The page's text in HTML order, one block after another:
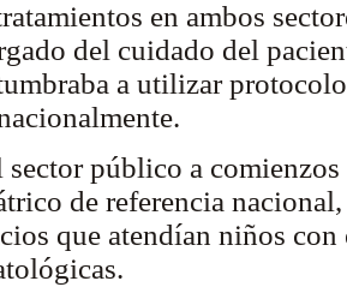
en ambos
del cuidado del
a utilizar
sector público a
de referencia
que atendían niños